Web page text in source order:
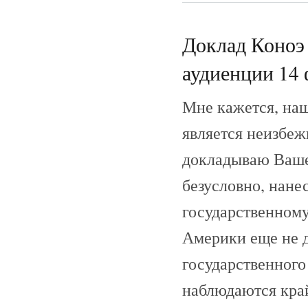
Доклад
аудиенции 14
Мне кажется,
является
докладываю
безусловно,
Америки еще не
наблюдаются